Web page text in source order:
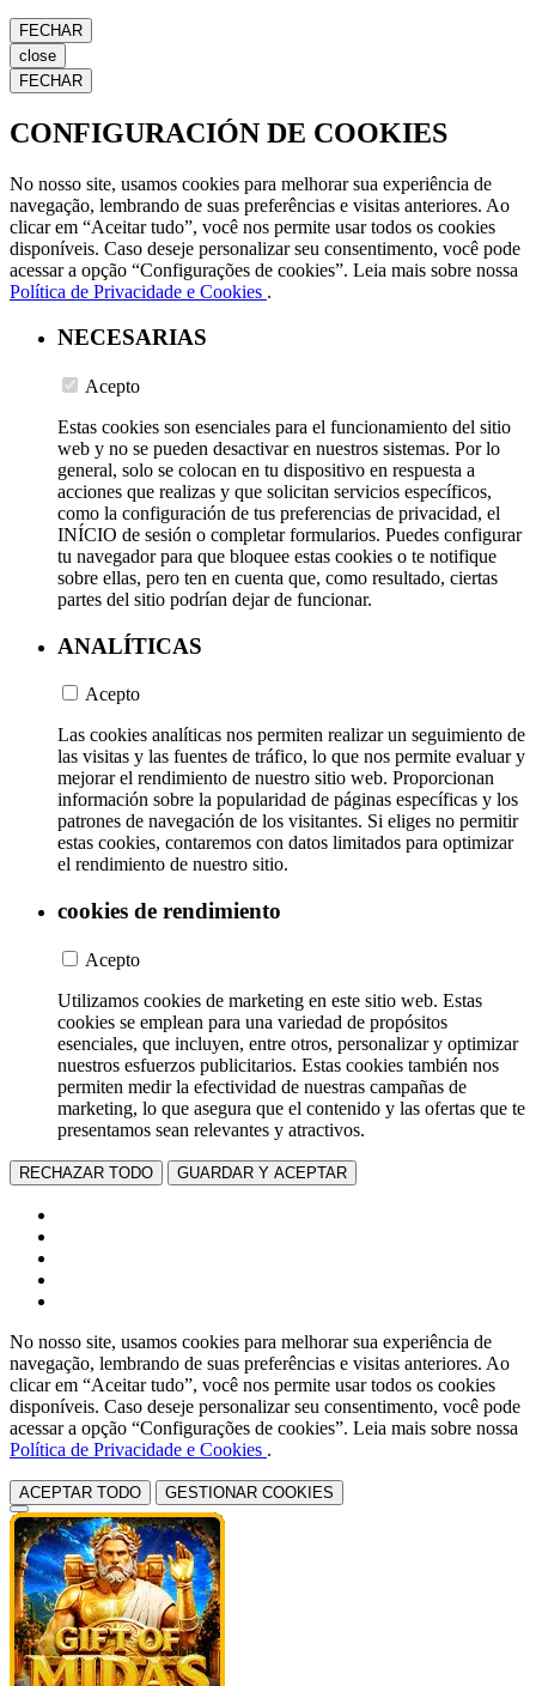
FECHAR
close
FECHAR
CONFIGURACIÓN DE COOKIES
No nosso site, usamos cookies para melhorar sua experiência de
navegação, lembrando de suas preferências e visitas anteriores. Ao
clicar em “Aceitar tudo”, você nos permite usar todos os cookies
disponíveis. Caso deseje personalizar seu consentimento, você pode
acessar a opção “Configurações de cookies”. Leia mais sobre nossa
Política de Privacidade e Cookies .
NECESARIAS
Acepto
Estas cookies son esenciales para el funcionamiento del sitio
web y no se pueden desactivar en nuestros sistemas. Por lo
general, solo se colocan en tu dispositivo en respuesta a
acciones que realizas y que solicitan servicios específicos,
como la configuración de tus preferencias de privacidad, el
INÍCIO de sesión o completar formularios. Puedes configurar
tu navegador para que bloquee estas cookies o te notifique
sobre ellas, pero ten en cuenta que, como resultado, ciertas
partes del sitio podrían dejar de funcionar.
ANALÍTICAS
Acepto
Las cookies analíticas nos permiten realizar un seguimiento de
las visitas y las fuentes de tráfico, lo que nos permite evaluar y
mejorar el rendimiento de nuestro sitio web. Proporcionan
información sobre la popularidad de páginas específicas y los
patrones de navegación de los visitantes. Si eliges no permitir
estas cookies, contaremos con datos limitados para optimizar
el rendimiento de nuestro sitio.
cookies de rendimiento
Acepto
Utilizamos cookies de marketing en este sitio web. Estas
cookies se emplean para una variedad de propósitos
esenciales, que incluyen, entre otros, personalizar y optimizar
nuestros esfuerzos publicitarios. Estas cookies también nos
permiten medir la efectividad de nuestras campañas de
marketing, lo que asegura que el contenido y las ofertas que te
presentamos sean relevantes y atractivos.
RECHAZAR TODO GUARDAR Y ACEPTAR
No nosso site, usamos cookies para melhorar sua experiência de
navegação, lembrando de suas preferências e visitas anteriores. Ao
clicar em “Aceitar tudo”, você nos permite usar todos os cookies
disponíveis. Caso deseje personalizar seu consentimento, você pode
acessar a opção “Configurações de cookies”. Leia mais sobre nossa
Política de Privacidade e Cookies .
ACEPTAR TODO GESTIONAR COOKIES